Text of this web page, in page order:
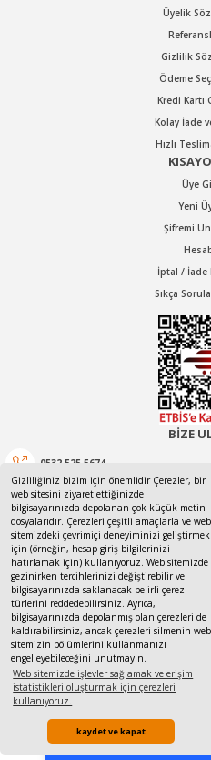
Gizliliğiniz bizim için önemlidir Çerezler, bir
web sitesini ziyaret ettiğinizde
bilgisayarınızda depolanan çok küçük metin
dosyalarıdır. Çerezleri çeşitli amaçlarla ve web
sitemizdeki çevrimiçi deneyiminizi geliştirmek
için (örneğin, hesap giriş bilgilerinizi
hatırlamak için) kullanıyoruz. Web sitemizde
gezinirken tercihlerinizi değiştirebilir ve
bilgisayarınızda saklanacak belirli çerez
türlerini reddedebilirsiniz. Ayrıca,
bilgisayarınızda depolanmış olan çerezleri de
kaldırabilirsiniz, ancak çerezleri silmenin web
sitemizin bölümlerini kullanmanızı
engelleyebileceğini unutmayın.
Web sitemizde işlevler sağlamak ve erişim
istatistikleri oluşturmak için çerezleri
kullanıyoruz.
kaydet ve kapat
Tek Tıkla Ödeme
7/24 Canlı Destek
%100 Sorunsuz
Üyelik
Gizlilik
Ödeme
Kredi Kartı
Kolay İade
Hızlı
Üye
Yeni
Şifremi
İptal / İade
Sıkça
BİZE
0532 525 5674
0532 525 5674
canotom41@gmail.com
Yaylacık Mahallesi Mert İnan
09:00-18:00 Pazartesi / Cumartesi